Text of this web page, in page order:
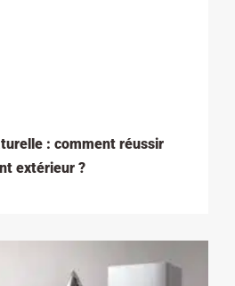
: comment réussir
extérieur ?